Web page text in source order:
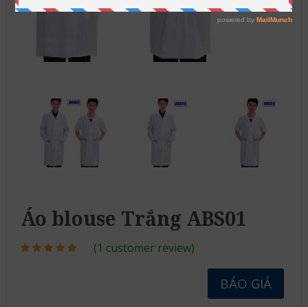
Áo blouse Trắng ABS01
(1 customer review)
BÁO GIÁ